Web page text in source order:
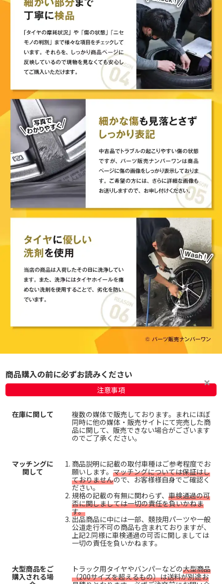
商品購入の前に必ずお読みください
注意事項
在庫に関して
複数の媒体で販売しております。まれにほぼ
同時に他の媒体・販売サイトにて完売した商
品に関して、販売できない場合がございます
のでご了承ください。
マッチングに
関して
商品説明に記載の取付車種はご参考程度でお
願いします。 マッチングについては保証はし
ておりませんので、お客様様自身でご確認く
ださい。
規格の記載の有無に関わらず、 車検通過の可
否に関しましては一切の責任を負いかねま
す。
出品商品に中には一部、競技用パーツや一般
公道走行不可の商品も含まれておりますが、
上記2.同様に車検通過の可否に関しましては
一切の責任を負いかねます。
大型商品をご
購入される場
トラック用タイヤやバンパーなどの大型商品
（200サイズを超えるもの）は送料が別途お